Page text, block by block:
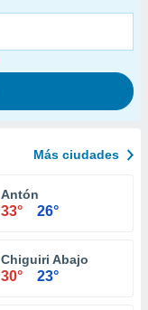
Más ciudades
Antón
33° 26°
Chiguiri Abajo
30° 23°